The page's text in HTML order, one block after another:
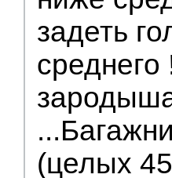
задеть
среднего
(целых